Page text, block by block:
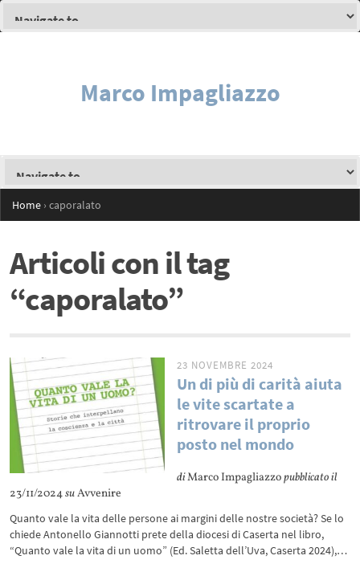
Marco Impagliazzo
Home › caporalato
Articoli con il tag
“caporalato”
23 NOVEMBRE 2024
Un di più di carità aiuta
le vite scartate a
ritrovare il proprio
posto nel mondo
diMarco Impagliazzopubblicato il
23/11/2024suAvvenire
Quanto vale la vita delle persone ai margini delle nostre società? Se lo
chiede Antonello Giannotti prete della diocesi di Caserta nel libro,
“Quanto vale la vita di un uomo” (Ed. Saletta dell’Uva, Caserta 2024),…